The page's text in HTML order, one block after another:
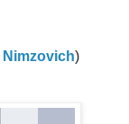
Nimzovich)